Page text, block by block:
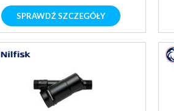
SPRAWDŹ SZCZEGÓŁY